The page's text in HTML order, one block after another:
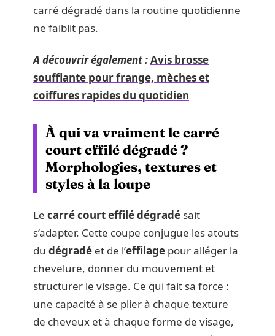
carré dégradé dans la routine quotidienne
ne faiblit pas.
A découvrir également :Avis brosse
soufflante pour frange, mèches et
coiffures rapides du quotidien
À qui va vraiment le carré
court effilé dégradé ?
Morphologies, textures et
styles à la loupe
Le carré court effilé dégradé sait
s’adapter. Cette coupe conjugue les atouts
du dégradé et de l’effilage pour alléger la
chevelure, donner du mouvement et
structurer le visage. Ce qui fait sa force :
une capacité à se plier à chaque texture
de cheveux et à chaque forme de visage,